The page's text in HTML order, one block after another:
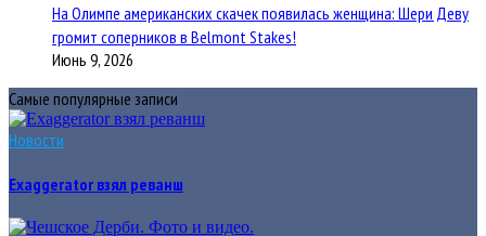
На Олимпе американских скачек появилась женщина: Шери Деву
громит соперников в Belmont Stakes!
Июнь 9, 2026
Самые популярные записи
Новости
Exaggerator взял реванш